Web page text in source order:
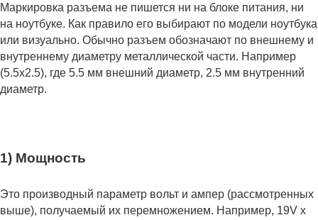
Маркировка разъема не пишется ни на блоке питания, ни
на ноутбуке. Как правило его выбирают по модели ноутбука
или визуально. Обычно разъем обозначают по внешнему и
внутреннему диаметру металлической части. Например
(5.5x2.5), где 5.5 мм внешний диаметр, 2.5 мм внутренний
диаметр.
1) Мощность
Это производный параметр вольт и ампер (рассмотренных
выше), получаемый их перемножением. Например, 19V x